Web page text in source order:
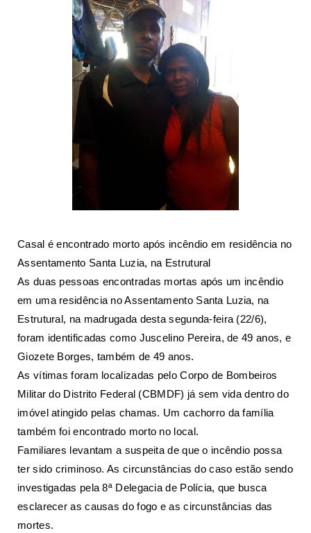
Casal é encontrado morto após incêndio em residência no
Assentamento Santa Luzia, na Estrutural
As duas pessoas encontradas mortas após um incêndio
em uma residência no Assentamento Santa Luzia, na
Estrutural, na madrugada desta segunda-feira (22/6),
foram identificadas como Juscelino Pereira, de 49 anos, e
Giozete Borges, também de 49 anos.
As vítimas foram localizadas pelo Corpo de Bombeiros
Militar do Distrito Federal (CBMDF) já sem vida dentro do
imóvel atingido pelas chamas. Um cachorro da família
também foi encontrado morto no local.
Familiares levantam a suspeita de que o incêndio possa
ter sido criminoso. As circunstâncias do caso estão sendo
investigadas pela 8ª Delegacia de Polícia, que busca
esclarecer as causas do fogo e as circunstâncias das
mortes.